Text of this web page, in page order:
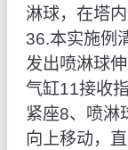
淋球，在塔
36.本实施例
发出喷淋球
气缸11接收
紧座8、喷淋
向上移动，